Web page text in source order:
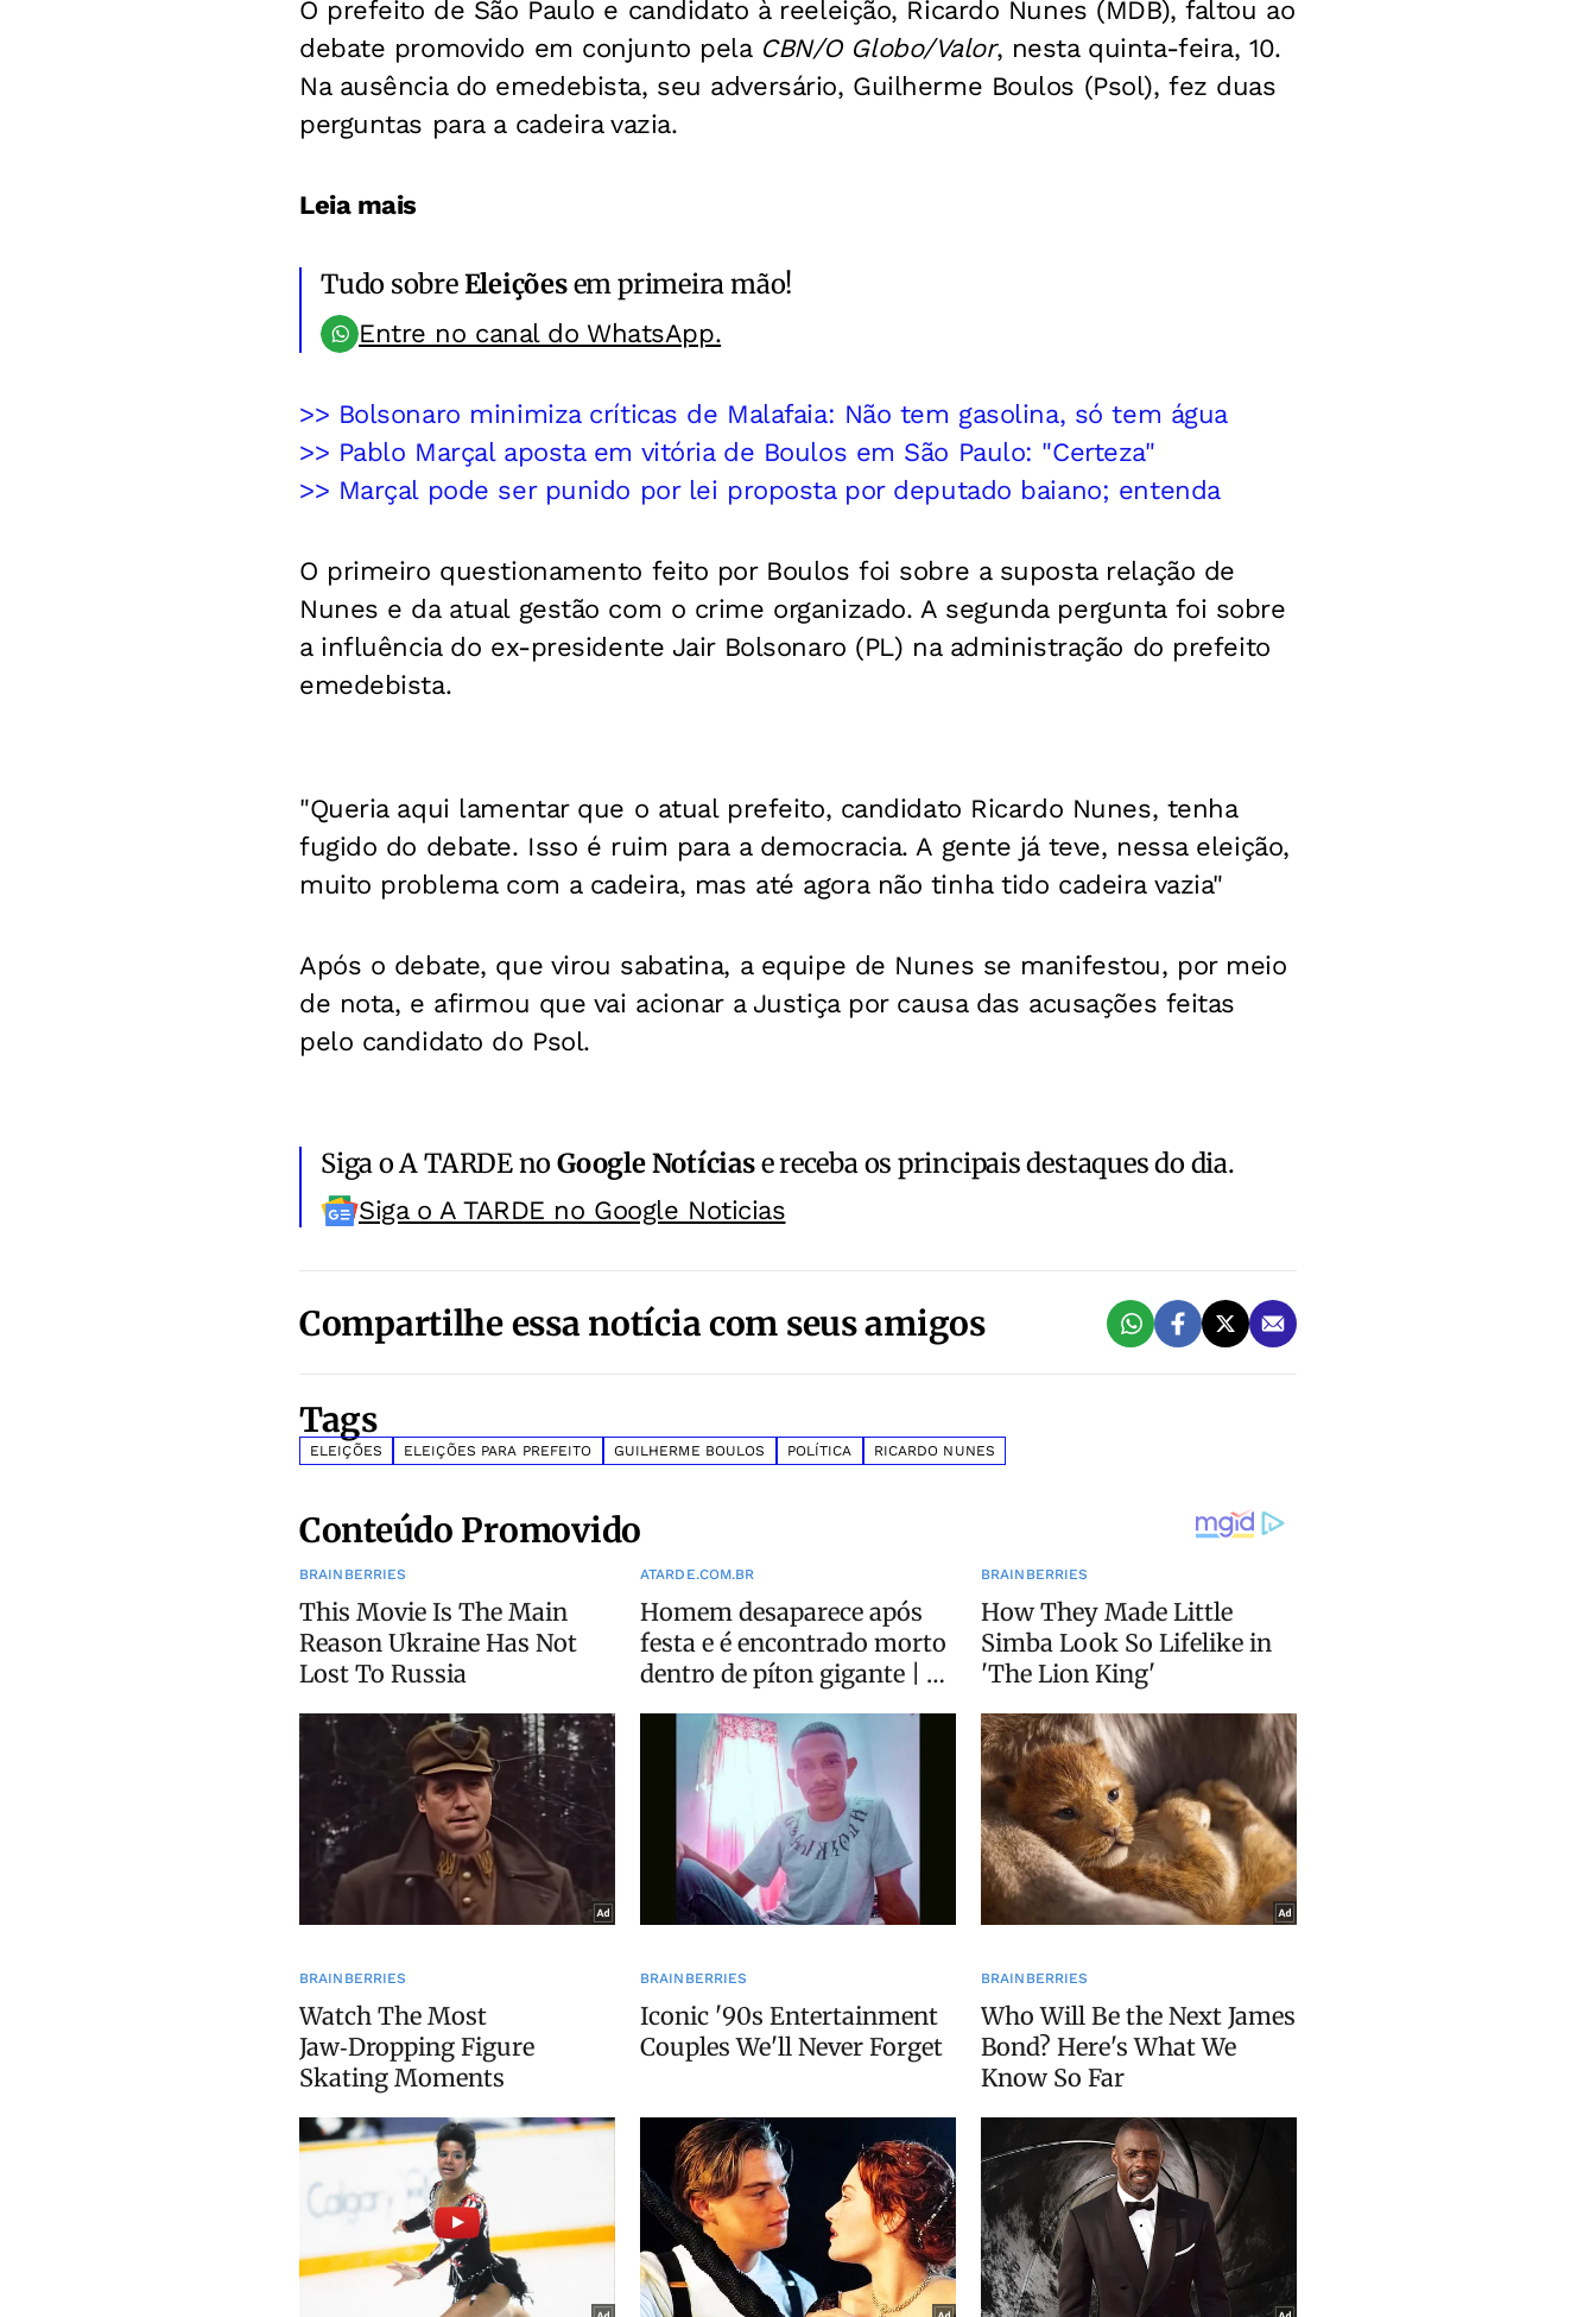
O prefeito de São Paulo e candidato à reeleição, Ricardo Nunes (MDB), faltou ao
debate promovido em conjunto pela CBN/O Globo/Valor, nesta quinta-feira, 10.
Na ausência do emedebista, seu adversário, Guilherme Boulos (Psol), fez duas
perguntas para a cadeira vazia.
Leia mais
Tudo sobreEleiçõesem primeira mão!
Entre no canal do WhatsApp.
>> Bolsonaro minimiza críticas de Malafaia: Não tem gasolina, só tem água
>> Pablo Marçal aposta em vitória de Boulos em São Paulo: "Certeza"
>> Marçal pode ser punido por lei proposta por deputado baiano; entenda
O primeiro questionamento feito por Boulos foi sobre a suposta relação de
Nunes e da atual gestão com o crime organizado. A segunda pergunta foi sobre
a influência do ex-presidente Jair Bolsonaro (PL) na administração do prefeito
emedebista.
"Queria aqui lamentar que o atual prefeito, candidato Ricardo Nunes, tenha
fugido do debate. Isso é ruim para a democracia. A gente já teve, nessa eleição,
muito problema com a cadeira, mas até agora não tinha tido cadeira vazia"
Após o debate, que virou sabatina, a equipe de Nunes se manifestou, por meio
de nota, e afirmou que vai acionar a Justiça por causa das acusações feitas
pelo candidato do Psol.
Siga o A TARDE noGoogle Notíciase receba os principais destaques do dia.
Siga o A TARDE no Google Noticias
Compartilhe essa notícia com seus amigos
Tags
ELEIÇÕES ELEIÇÕES PARA PREFEITO GUILHERME BOULOS POLÍTICA RICARDO NUNES